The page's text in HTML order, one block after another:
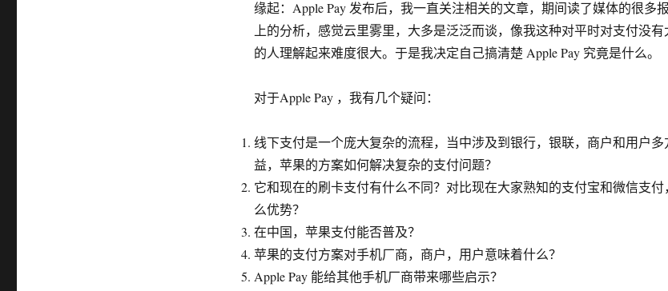
缘起：Apple Pay 发布后，我一直关注相关的文章，期间读了媒体的很多
上的分析，感觉云里雾里，大多是泛泛而谈，像我这种对平时对支付没有
的人理解起来难度很大。于是我决定自己搞清楚 Apple Pay 究竟是什么。
对于Apple Pay ，我有几个疑问：
线下支付是一个庞大复杂的流程，当中涉及到银行，银联，商户和用户多
益，苹果的方案如何解决复杂的支付问题？
它和现在的刷卡支付有什么不同？对比现在大家熟知的支付宝和微信支付
么优势？
在中国，苹果支付能否普及？
苹果的支付方案对手机厂商，商户，用户意味着什么？
Apple Pay 能给其他手机厂商带来哪些启示？